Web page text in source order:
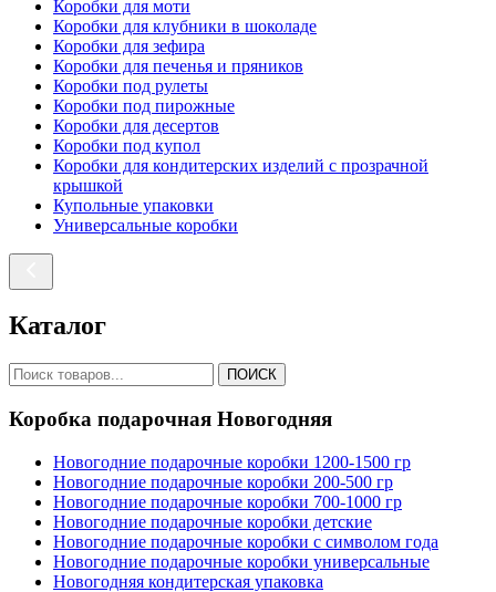
Коробки для моти
Коробки для клубники в шоколаде
Коробки для зефира
Коробки для печенья и пряников
Коробки под рулеты
Коробки под пирожные
Коробки для десертов
Коробки под купол
Коробки для кондитерских изделий с прозрачной
крышкой
Купольные упаковки
Универсальные коробки
Каталог
ПОИСК
Коробка подарочная Новогодняя
Новогодние подарочные коробки 1200-1500 гр
Новогодние подарочные коробки 200-500 гр
Новогодние подарочные коробки 700-1000 гр
Новогодние подарочные коробки детские
Новогодние подарочные коробки с символом года
Новогодние подарочные коробки универсальные
Новогодняя кондитерская упаковка